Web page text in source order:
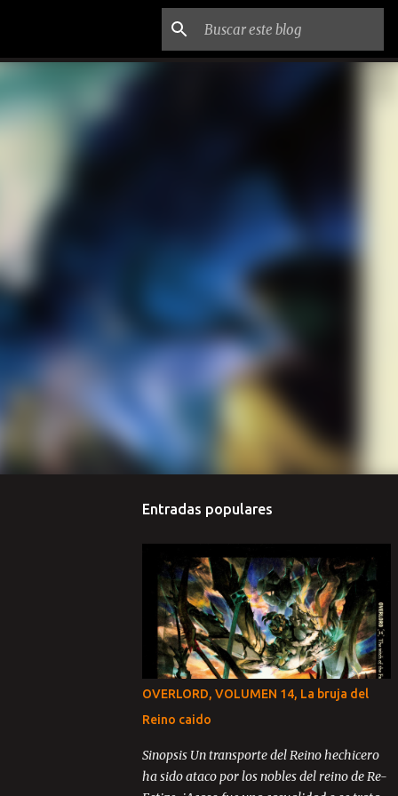
Entradas populares
OVERLORD, VOLUMEN 14, La bruja del
Reino caido
Sinopsis Un transporte del Reino hechicero
ha sido ataco por los nobles del reino de Re-